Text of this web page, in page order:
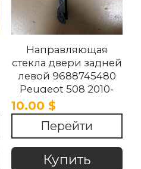
Направляющая
стекла двери задней
левой 9688745480
Peugeot 508 2010-
10.00 $
Перейти
Купить